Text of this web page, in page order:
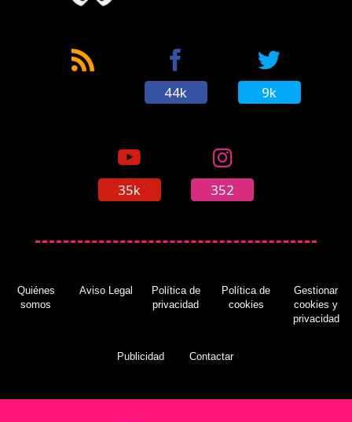
44k 9k
35k 352
Quiénes
somos
Aviso Legal
Política de
privacidad
Política de
cookies
Gestionar
cookies y
privacidad
Publicidad Contactar